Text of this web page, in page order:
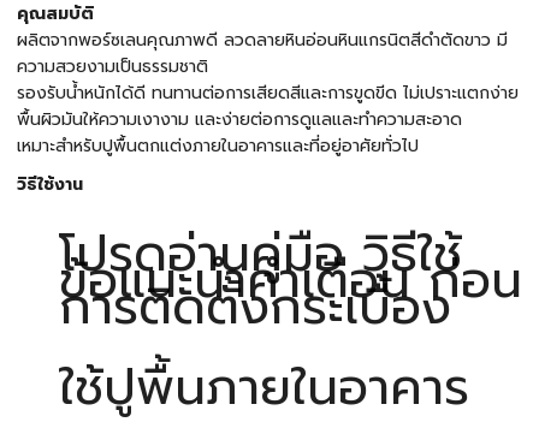
คุณสมบัติ
ผลิตจากพอร์ซเลนคุณภาพดี ลวดลายหินอ่อนหินแกรนิตสีดำตัดขาว มี
ความสวยงามเป็นธรรมชาติ
รองรับน้ำหนักได้ดี ทนทานต่อการเสียดสีและการขูดขีด ไม่เปราะแตกง่าย
พื้นผิวมันให้ความเงางาม และง่ายต่อการดูแลและทำความสะอาด
เหมาะสำหรับปูพื้นตกแต่งภายในอาคารและที่อยู่อาศัยทั่วไป
วิธีใช้งาน
โปรดอ่านคู่มือ วิธีใช้
ข้อแนะนำคำเตือน ก่อน
การติดตั้งกระเบื้อง
ใช้ปูพื้นภายในอาคาร